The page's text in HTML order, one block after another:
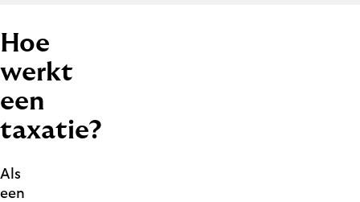
Hoe
werkt
een
taxatie?
Als
een